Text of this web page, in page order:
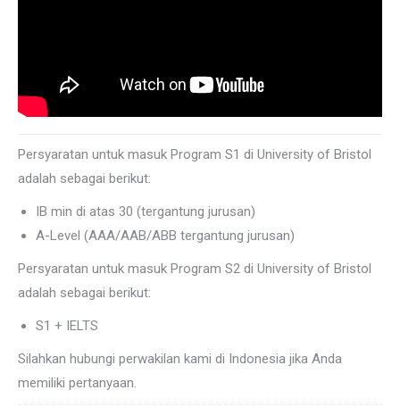
Persyaratan untuk masuk Program S1 di University of Bristol
adalah sebagai berikut:
IB min di atas 30 (tergantung jurusan)
A-Level (AAA/AAB/ABB tergantung jurusan)
Persyaratan untuk masuk Program S2 di University of Bristol
adalah sebagai berikut:
S1 + IELTS
Silahkan hubungi perwakilan kami di Indonesia jika Anda
memiliki pertanyaan.